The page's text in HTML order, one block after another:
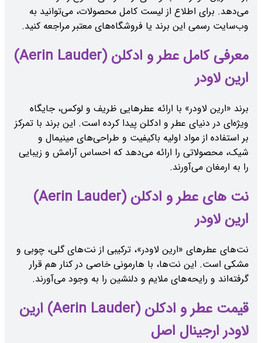
می‌دهد. برای اطلاع از لیست کامل محصولات، می‌توانید به
وب‌سایت رسمی این برند یا فروشگاه‌های معتبر مراجعه کنید.
معرفی کامل عطر و ادکلن (Aerin Lauder)
ارین لاودر
برند «ارین لاودر» با ارائه عطرهایی ظریف و لوکس، جایگاه
ویژه‌ای در دنیای عطر و ادکلن پیدا کرده است. این برند با تمرکز
بر استفاده از مواد اولیه باکیفیت و طراحی‌های مینیمال و
شیک، محصولاتی را ارائه می‌دهد که احساس آرامش و زیبایی
را به ارمغان می‌آورند.
نت های عطر و ادکلن (Aerin Lauder)
ارین لاودر
نت‌های عطرهای «ارین لاودر»، ترکیبی از نت‌های گلی، چوبی و
مشکی است. این نت‌ها، با هارمونی خاصی در کنار هم قرار
گرفته‌اند و رایحه‌های ملایم و دلنشین را به وجود می‌آورند.
قیمت عطر و ادکلن (Aerin Lauder) ارین
لاودر ارجینال اصل